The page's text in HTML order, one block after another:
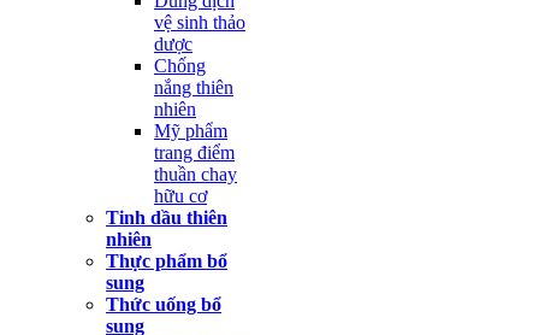
vệ sinh thảo
dược
Chống
nắng thiên
nhiên
Mỹ phẩm
trang điểm
thuần chay
hữu cơ
Tinh dầu thiên
nhiên
Thực phẩm bổ
sung
Thức uống bổ
sung